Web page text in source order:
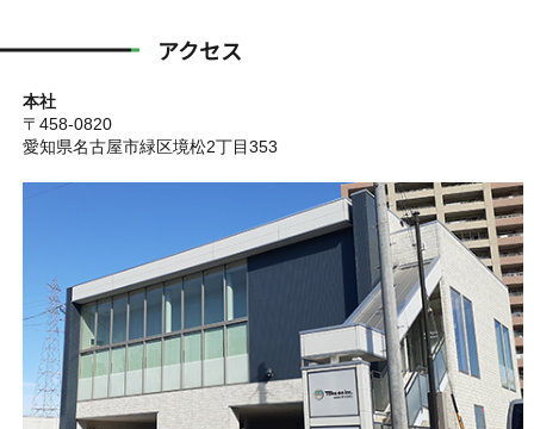
アクセス
本社
〒458-0820
愛知県名古屋市緑区境松2丁目353